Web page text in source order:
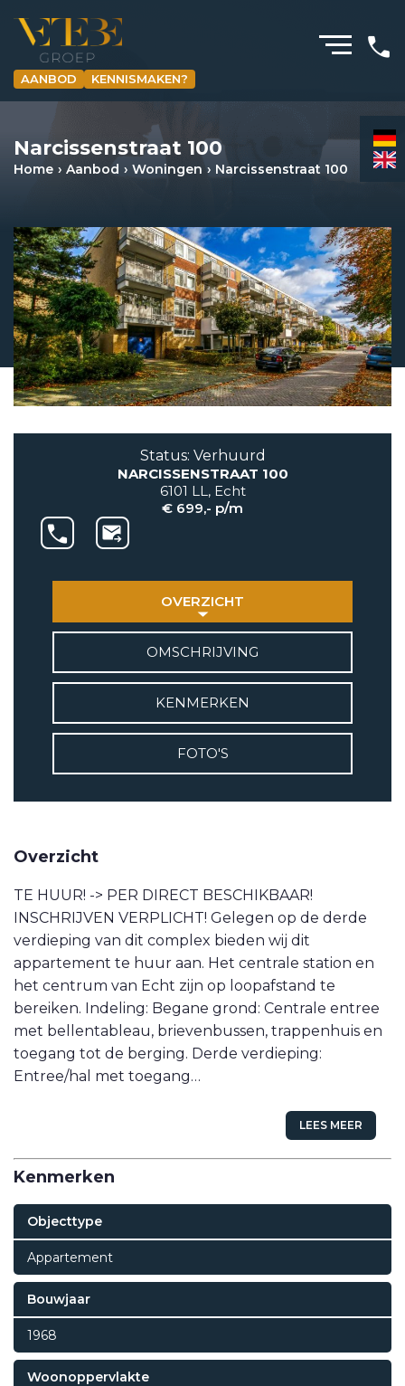
AANBOD KENNISMAKEN?
HOMEPAGINA
WONING­MAKELAARDIJ
HYPOTHEKEN
VERZEKERINGEN
NIEUWS & MEDIA
OVER ONS
REVIEWS
AANBOD
VETEBE GROEP
5931 CX Tegelen
info@vetebe.nl
BEL VETEBE
E-MAIL VETEBE
VETEBE INSTAGRAM
VETEBE FACEBOOK
Narcissenstraat 100
Home Aanbod Woningen Narcissenstraat 100
Status: Verhuurd
NARCISSENSTRAAT 100
6101 LL, Echt
€ 699,- p/m
OVERZICHT
OMSCHRIJVING
KENMERKEN
FOTO'S
Overzicht
TE HUUR! -> PER DIRECT BESCHIKBAAR!
INSCHRIJVEN VERPLICHT! Gelegen op de derde
verdieping van dit complex bieden wij dit
appartement te huur aan. Het centrale station en
het centrum van Echt zijn op loopafstand te
bereiken. Indeling: Begane grond: Centrale entree
met bellentableau, brievenbussen, trappenhuis en
toegang tot de berging. Derde verdieping:
Entree/hal met toegang…
LEES MEER
Kenmerken
Objecttype
Appartement
Bouwjaar
1968
Woonoppervlakte